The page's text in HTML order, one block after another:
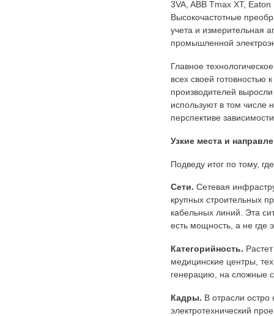
3VA, ABB Tmax XT,
Высокочастотные
учета и измерительная
промышленной
Главное
всех своей готовностью
производителей
используют в том числе
перспективе
Узкие места и
Подведу итог по тому,
Сети. Сетевая
крупных строительных
кабельных линий. Эта
есть мощность, а не где
Категорийность.
медицинские центры,
генерацию, на сложные
Кадры. В отрасли
электротехнический